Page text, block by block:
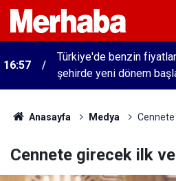
16:57
Türkiye'de benzin
şehirde yeni dönem
Anasayfa Medya Cennete
Cennete girecek ilk